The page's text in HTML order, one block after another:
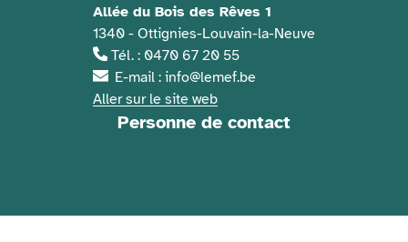
Allée du Bois des Rêves 1
1340 - Ottignies-Louvain-la-Neuve
Tél. : 0470 67 20 55
E-mail : info@lemef.be
Aller sur le site web
Personne de contact